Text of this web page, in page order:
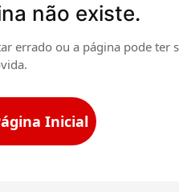
não existe.
errado ou a página pode ter
Inicial